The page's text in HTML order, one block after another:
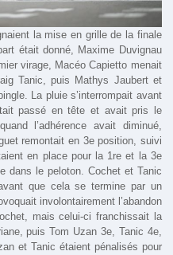
la mise en grille de la finale
était donné, Maxime Duvignau
virage, Macéo Capietto menait
Tanic, puis Mathys Jaubert et
La pluie s’interrompait avant
passé en tête et avait pris le
l’adhérence avait diminué,
remontait en 3e position, suivi
en place pour la 1re et la 3e
dans le peloton. Cochet et Tanic
que cela se termine par un
involontairement l’abandon
mais celui-ci franchissait la
puis Tom Uzan 3e, Tanic 4e,
et Tanic étaient pénalisés pour